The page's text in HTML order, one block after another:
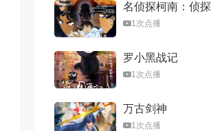
名侦探柯南：侦探
们的镇魂歌
1次点播
罗小黑战记
1次点播
万古剑神
1次点播